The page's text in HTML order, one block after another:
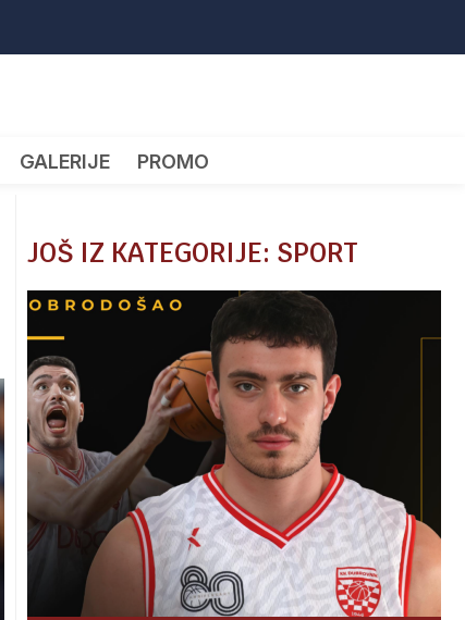
GALERIJE PROMO
JOŠ IZ KATEGORIJE: SPORT